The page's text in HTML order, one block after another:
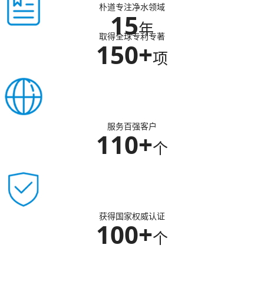
朴道专注净水领域
15年
取得全球专利专著
150+项
服务百强客户
110+个
获得国家权威认证
100+个